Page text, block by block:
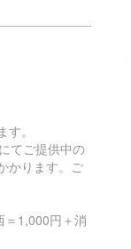
。
てご提供中の
かります。ご
＝1,000円＋消